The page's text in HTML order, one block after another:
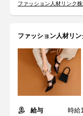
ファッション人材リンク
ファッション人材リ
給与